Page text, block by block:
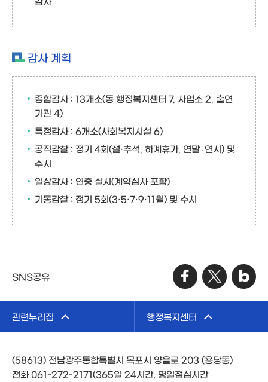
감사 계획
종합감사 : 13개소(동 행정복지센터 7, 사업소 2, 출연
기관 4)
특정감사 : 6개소(사회복지시설 6)
공직감찰 : 정기 4회(설·추석, 하계휴가, 연말․연시) 및
수시
일상감사 : 연중 실시(계약심사 포함)
기동감찰 : 정기 5회(3·5·7·9·11월) 및 수시
SNS공유
관련누리집 행정복지센터
(58613) 전남광주통합특별시 목포시 양을로 203 (용당동)
전화 061-272-2171(365일 24시간, 평일점심시간